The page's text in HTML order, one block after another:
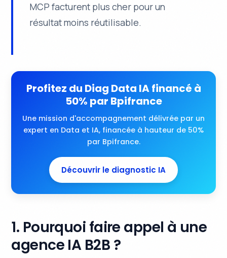
MCP facturent plus cher pour un
résultat moins réutilisable.
Profitez du Diag Data IA financé à
50% par Bpifrance
Une mission d'accompagnement délivrée par un
expert en Data et IA, financée à hauteur de 50%
par Bpifrance.
Découvrir le diagnostic IA
1. Pourquoi faire appel à une
agence IA B2B ?